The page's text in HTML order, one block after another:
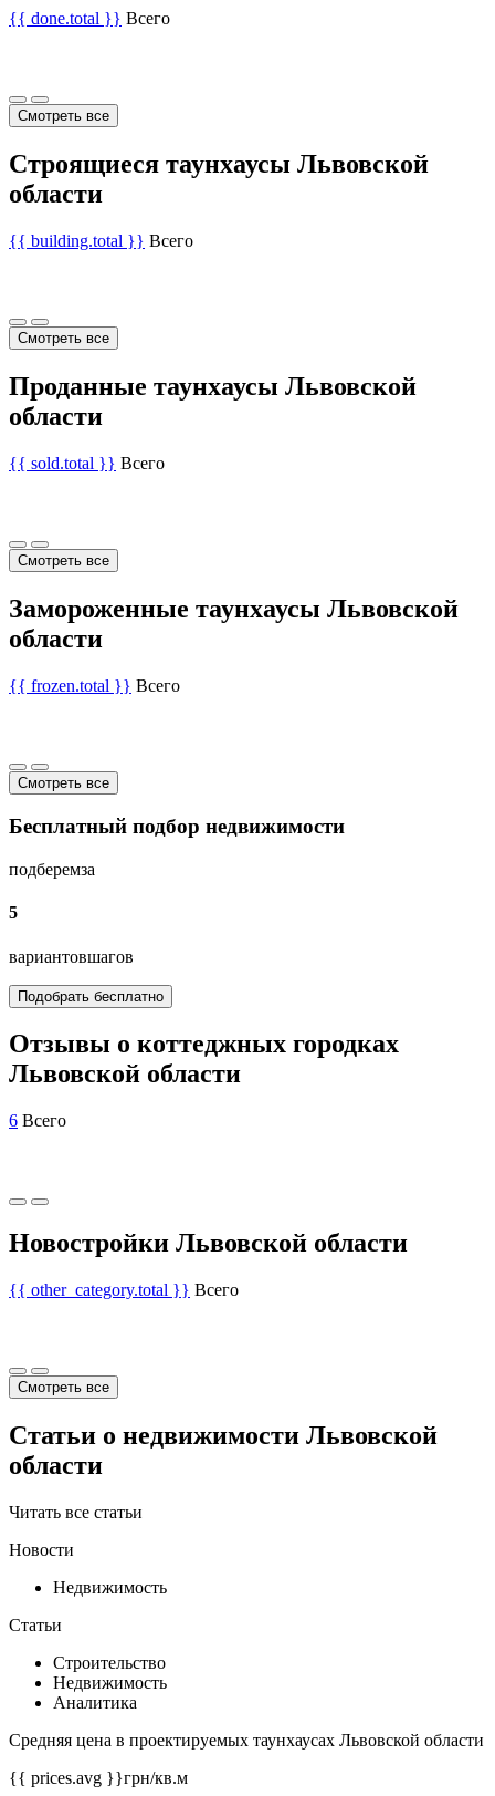
{{ done.total }} Всего
Смотреть все
Строящиеся таунхаусы Львовской
области
{{ building.total }} Всего
Смотреть все
Проданные таунхаусы Львовской
области
{{ sold.total }} Всего
Смотреть все
Замороженные таунхаусы Львовской
области
{{ frozen.total }} Всего
Смотреть все
Бесплатный подбор недвижимости
подберемза
5
вариантовшагов
Подобрать бесплатно
Отзывы о коттеджных городках
Львовской области
6 Всего
Новостройки Львовской области
{{ other_category.total }} Всего
Смотреть все
Статьи о недвижимости Львовской
области
Читать все статьи
Новости
Недвижимость
Статьи
Строительство
Недвижимость
Аналитика
Средняя цена в проектируемых таунхаусах Львовской области
{{ prices.avg }}грн/кв.м